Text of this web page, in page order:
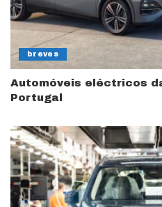
breves
Automóveis eléctricos
Portugal